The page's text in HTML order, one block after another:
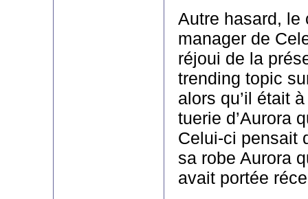
Autre hasard, le
manager de
réjoui de la
trending topic
alors qu’il était
tuerie d’Aurora
Celui-ci pensait
sa robe Aurora
avait portée